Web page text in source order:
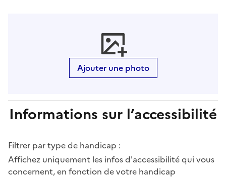
Ajouter une photo
Informations sur l’accessibilité
Filtrer par type de handicap :
Affichez uniquement les infos d'accessibilité qui vous
concernent, en fonction de votre handicap